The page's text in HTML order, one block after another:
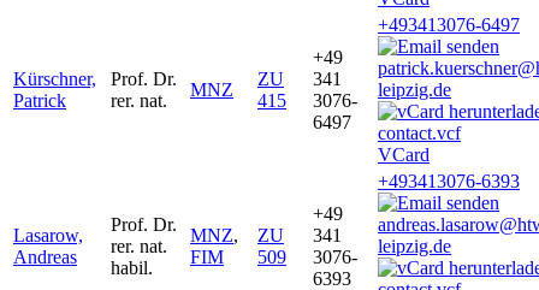
Kürschner,
Patrick
Prof. Dr.
rer. nat.
MNZ
ZU
415
+49
341
3076-
6497
+493413076-6497
leipzig.de
VCard
Lasarow,
Andreas
Prof. Dr.
rer. nat.
habil.
MNZ,
FIM
ZU
509
+49
341
3076-
6393
+493413076-6393
leipzig.de